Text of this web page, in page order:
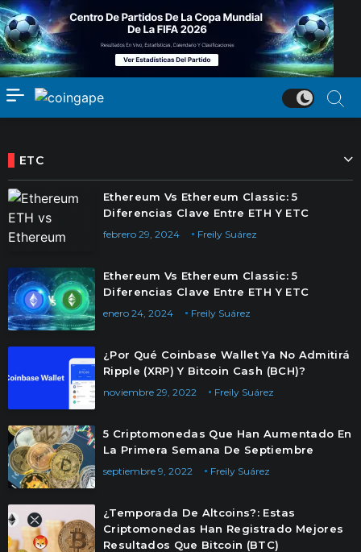
ETC
Ethereum Vs Ethereum Classic: 5
Diferencias Clave Entre ETH Y ETC
Freily Suárez
febrero 29, 2024
Ethereum Vs Ethereum Classic: 5
Diferencias Clave Entre ETH Y ETC
Freily Suárez
enero 24, 2024
¿Por Qué Coinbase Wallet Ya No Admitirá
Ripple (XRP) Y Bitcoin Cash (BCH)?
Freily Suárez
noviembre 29, 2022
5 Criptomonedas Que Han Aumentado En
La Primera Semana De Septiembre
Freily Suárez
septiembre 9, 2022
¿Temporada De Altcoins?: Estas
Criptomonedas Han Registrado Mejores
Resultados Que Bitcoin (BTC)